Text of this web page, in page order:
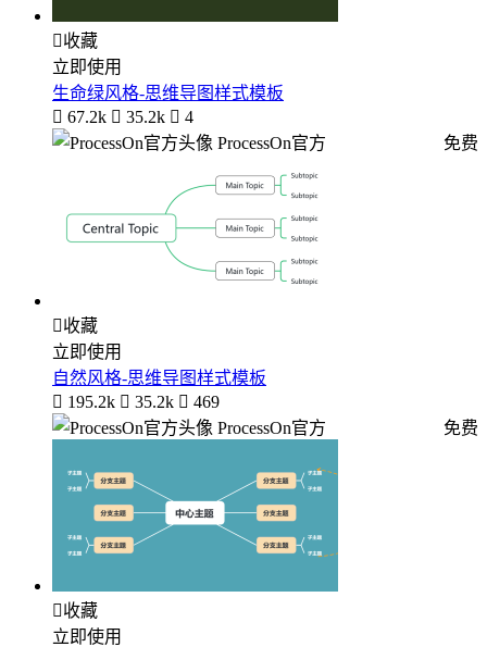
收藏
立即使用
生命绿风格-思维导图样式模板
 67.2k  35.2k  4
ProcessOn官方
免费
收藏
立即使用
自然风格-思维导图样式模板
 195.2k  35.2k  469
ProcessOn官方
免费
收藏
立即使用